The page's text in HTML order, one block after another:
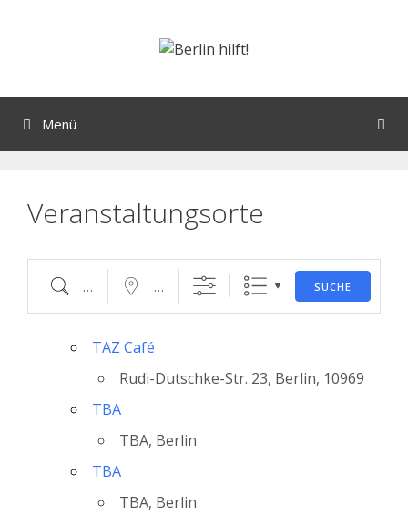
Menü
Veranstaltungsorte
SUCHE
TAZ Café
Rudi-Dutschke-Str. 23, Berlin, 10969
TBA
TBA, Berlin
TBA
TBA, Berlin